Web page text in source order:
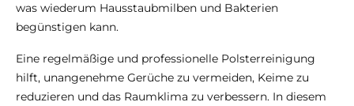
was wiederum Hausstaubmilben und Bakterien
begünstigen kann.
Eine regelmäßige und professionelle Polsterreinigung
hilft, unangenehme Gerüche zu vermeiden, Keime zu
reduzieren und das Raumklima zu verbessern. In diesem